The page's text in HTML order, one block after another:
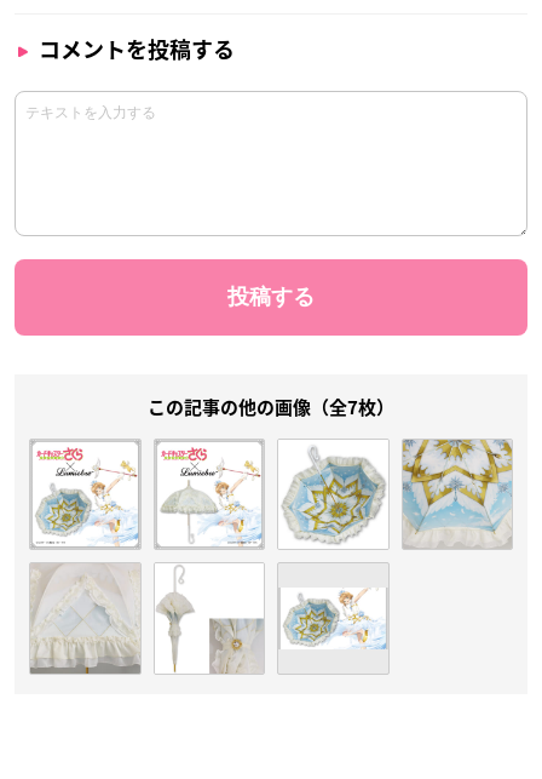
コメントを投稿する
この記事の他の画像（全7枚）